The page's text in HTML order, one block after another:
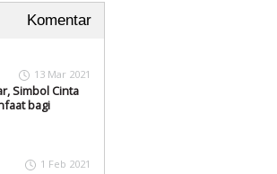
Komentar
13 Mar 2021
Simbol Cinta
bagi
1 Feb 2021